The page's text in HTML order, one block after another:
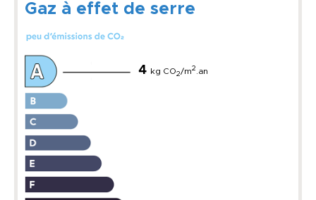
Gaz à effet de serre
4 kg CO2/m2 .an